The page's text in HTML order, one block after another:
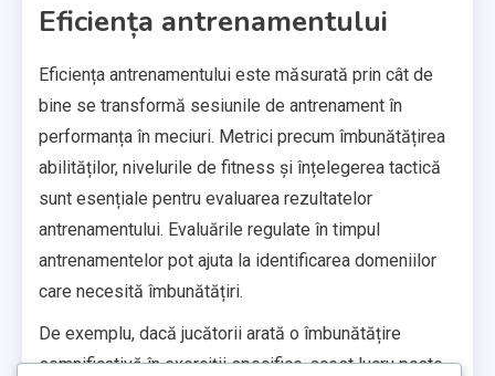
Eficiența antrenamentului
Eficiența antrenamentului este măsurată prin cât de
bine se transformă sesiunile de antrenament în
performanța în meciuri. Metrici precum îmbunătățirea
abilităților, nivelurile de fitness și înțelegerea tactică
sunt esențiale pentru evaluarea rezultatelor
antrenamentului. Evaluările regulate în timpul
antrenamentelor pot ajuta la identificarea domeniilor
care necesită îmbunătățiri.
De exemplu, dacă jucătorii arată o îmbunătățire
semnificativă în exerciții specifice, acest lucru poate